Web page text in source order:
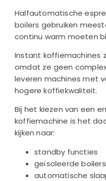
Halfautomatische
boilers gebruiken
continu warm moeten
Instant koffiemachines
omdat ze geen
leveren machines met
hogere koffiekwaliteit.
Bij het kiezen van een
koffiemachine is het
kijken naar:
standby functies
geïsoleerde boilers
automatische